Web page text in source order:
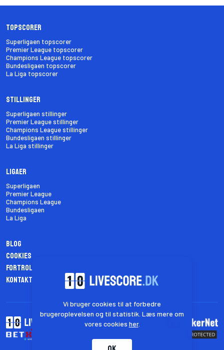
Topscorer
Superligaen topscorer
Premier League topscorer
Champions League topscorer
Bundesligaen topscorer
La Liga topscorer
Stillinger
Superligaen stillinger
Premier League stillinger
Champions League stillinger
Bundesligaen stillinger
La Liga stillinger
Ligaer
Superligaen
Premier League
Champions League
Bundesligaen
La Liga
Blog
Cookies
Fortrolighedspolitik
Kontakt os
Vi bruger cookies til at forbedre
brugeroplevelsen og til statistik. Læs mere om
vores cookies her.